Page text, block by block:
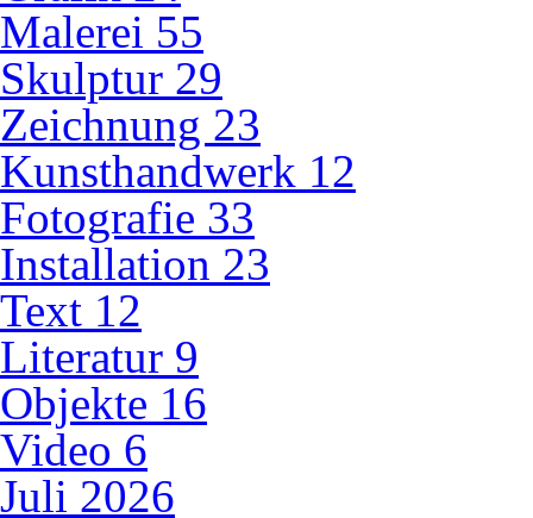
Malerei 55
Skulptur 29
Zeichnung 23
Kunsthandwerk 12
Fotografie 33
Installation 23
Text 12
Literatur 9
Objekte 16
Video 6
Juli 2026